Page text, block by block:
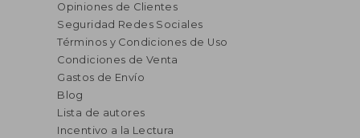
Opiniones de Clientes
Seguridad Redes Sociales
Términos y Condiciones de Uso
Condiciones de Venta
Gastos de Envío
Blog
Lista de autores
Incentivo a la Lectura